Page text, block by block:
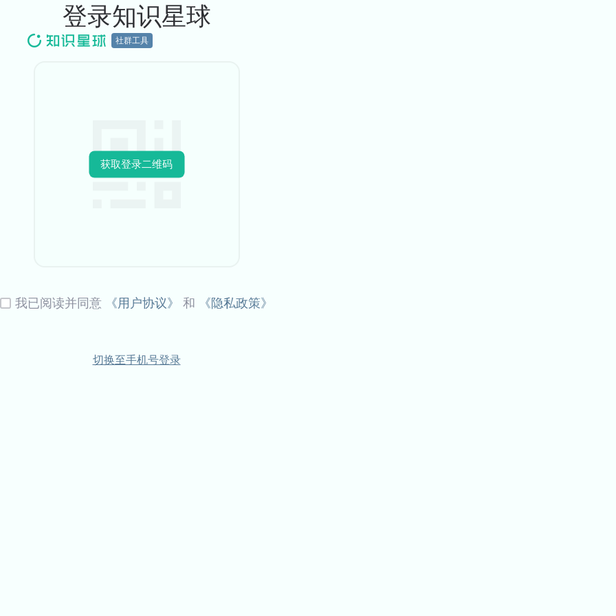
社群工具
登录知识星球
获取登录二维码
我已阅读并同意 《用户协议》 和 《隐私政策》
切换至手机号登录